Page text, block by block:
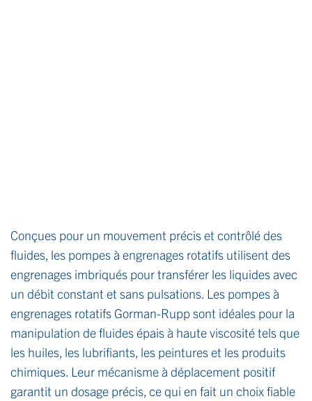
Conçues pour un mouvement précis et contrôlé des
fluides, les pompes à engrenages rotatifs utilisent des
engrenages imbriqués pour transférer les liquides avec
un débit constant et sans pulsations. Les pompes à
engrenages rotatifs Gorman-Rupp sont idéales pour la
manipulation de fluides épais à haute viscosité tels que
les huiles, les lubrifiants, les peintures et les produits
chimiques. Leur mécanisme à déplacement positif
garantit un dosage précis, ce qui en fait un choix fiable